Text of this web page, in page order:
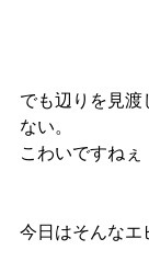
でも辺りを見渡
ない。
こわいですねぇ
今日はそんなエ